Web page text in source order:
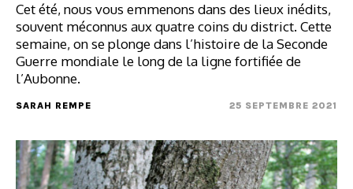
Cet été, nous vous emmenons dans des lieux inédits,
souvent méconnus aux quatre coins du district. Cette
semaine, on se plonge dans l’histoire de la Seconde
Guerre mondiale le long de la ligne fortifiée de
l’Aubonne.
SARAH REMPE 25 SEPTEMBRE 2021